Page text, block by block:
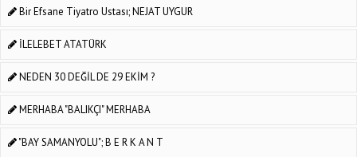
Bir Efsane Tiyatro Ustası; NEJAT UYGUR
İLELEBET ATATÜRK
NEDEN 30 DEĞİL DE 29 EKİM ?
MERHABA "BALIKÇI" MERHABA
"BAY SAMANYOLU"; B E R K A N T